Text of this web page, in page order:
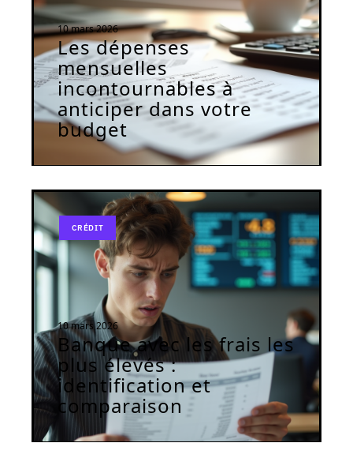
10 mars 2026
Les dépenses
mensuelles
incontournables à
anticiper dans votre
budget
CRÉDIT
10 mars 2026
Banque avec les frais les
plus élevés :
identification et
comparaison